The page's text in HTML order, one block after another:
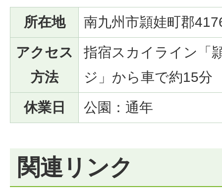
所在地
南九州市頴娃町郡
アクセス
方法
指宿スカイライン「
ジ」から車で約15分
休業日
公園：通年
関連リンク